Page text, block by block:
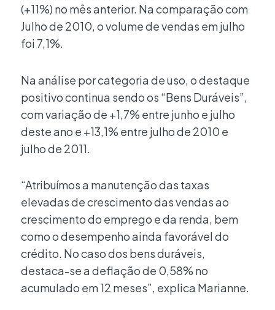
(+11%) no mês anterior. Na comparação com
Julho de 2010, o volume de vendas em julho
foi 7,1%.
Na análise por categoria de uso, o destaque
positivo continua sendo os “Bens Duráveis”,
com variação de +1,7% entre junho e julho
deste ano e +13,1% entre julho de 2010 e
julho de 2011.
“Atribuímos a manutenção das taxas
elevadas de crescimento das vendas ao
crescimento do emprego e da renda, bem
como o desempenho ainda favorável do
crédito. No caso dos bens duráveis,
destaca-se a deflação de 0,58% no
acumulado em 12 meses”, explica Marianne.